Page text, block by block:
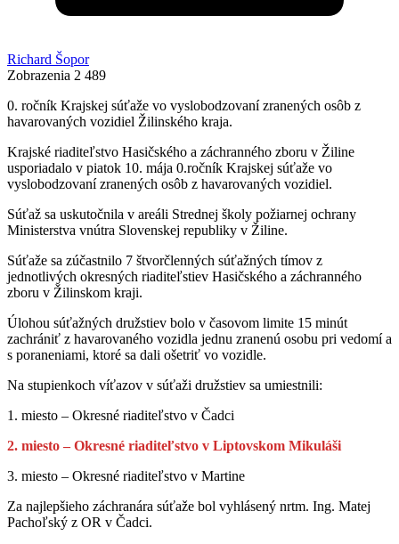
Richard Šopor
Zobrazenia 2 489
0. ročník Krajskej súťaže vo vyslobodzovaní zranených osôb z
havarovaných vozidiel Žilinského kraja.
Krajské riaditeľstvo Hasičského a záchranného zboru v Žiline
usporiadalo v piatok 10. mája 0.ročník Krajskej súťaže vo
vyslobodzovaní zranených osôb z havarovaných vozidiel.
Súťaž sa uskutočnila v areáli Strednej školy požiarnej ochrany
Ministerstva vnútra Slovenskej republiky v Žiline.
Súťaže sa zúčastnilo 7 štvorčlenných súťažných tímov z
jednotlivých okresných riaditeľstiev Hasičského a záchranného
zboru v Žilinskom kraji.
Úlohou súťažných družstiev bolo v časovom limite 15 minút
zachrániť z havarovaného vozidla jednu zranenú osobu pri vedomí a
s poraneniami, ktoré sa dali ošetriť vo vozidle.
Na stupienkoch víťazov v súťaži družstiev sa umiestnili:
1. miesto – Okresné riaditeľstvo v Čadci
2. miesto – Okresné riaditeľstvo v Liptovskom Mikuláši
3. miesto – Okresné riaditeľstvo v Martine
Za najlepšieho záchranára súťaže bol vyhlásený nrtm. Ing. Matej
Pachoľský z OR v Čadci.